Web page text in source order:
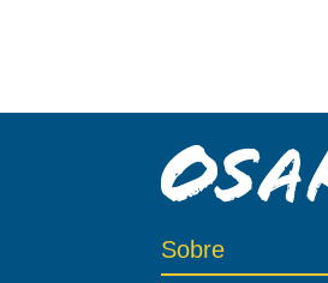
Sobre